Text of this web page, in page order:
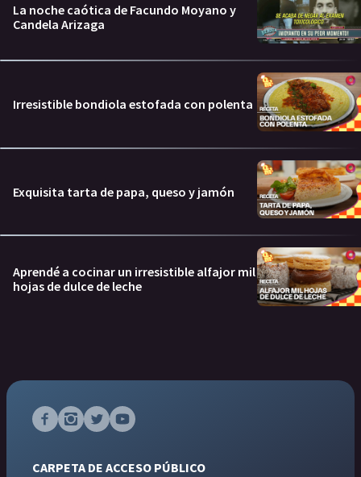
La noche caótica de Facundo Moyano y
Candela Arizaga
Irresistible bondiola estofada con polenta
Exquisita tarta de papa, queso y jamón
Aprendé a cocinar un irresistible alfajor mil
hojas de dulce de leche
CARPETA DE ACCESO PÚBLICO